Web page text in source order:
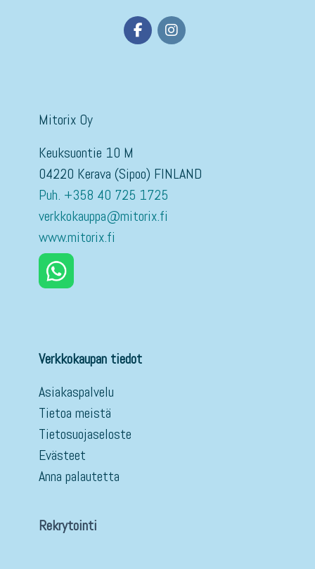
Mitorix Oy
Keuksuontie 10 M
04220 Kerava (Sipoo) FINLAND
Puh. +358 40 725 1725
verkkokauppa@mitorix.fi
www.mitorix.fi
Verkkokaupan tiedot
Asiakaspalvelu
Tietoa meistä
Tietosuojaseloste
Evästeet
Anna palautetta
Rekrytointi